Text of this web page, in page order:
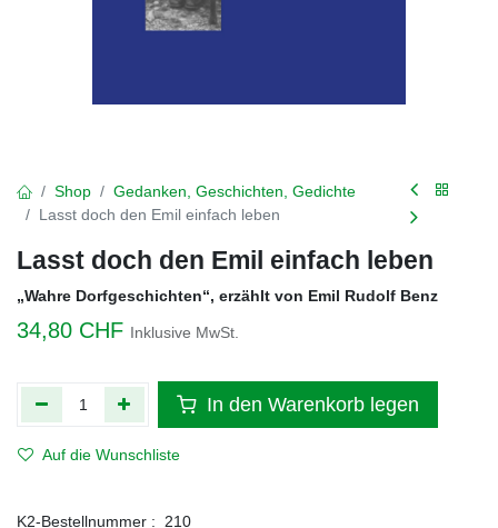
Shop
Gedanken, Geschichten, Gedichte
Lasst doch den Emil einfach leben
Lasst doch den Emil einfach leben
„Wahre Dorfgeschichten“, erzählt von Emil Rudolf Benz
34,80 CHF Inklusive MwSt.
In den Warenkorb legen
Auf die Wunschliste
K2-Bestellnummer : 210